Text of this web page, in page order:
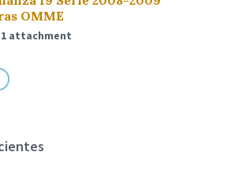
OMME
1 attachment